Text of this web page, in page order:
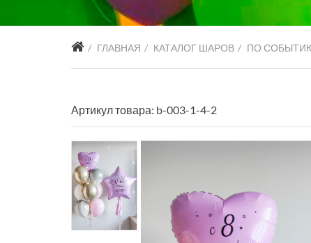
ГЛАВНАЯ КАТАЛОГ ШАРОВ ПО
Артикул товара: b-003-1-4-2